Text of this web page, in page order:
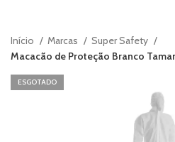
Início Marcas
Super Safety
Macacão de Proteção Branco
ESGOTADO